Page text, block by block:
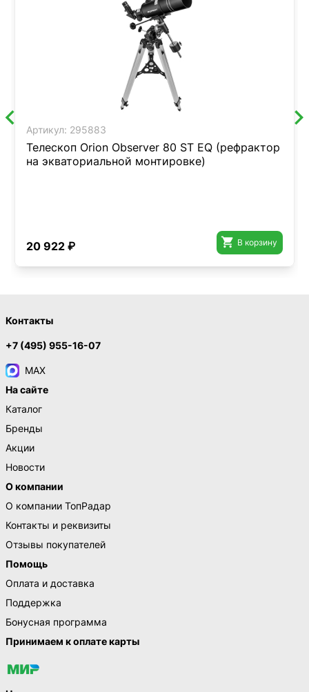
Артикул: 295883
Телескоп Orion Observer 80 ST EQ (рефрактор
на экваториальной монтировке)
20 922 ₽  В корзину
Контакты
+7 (495) 955-16-07
MAX
На сайте
Каталог
Бренды
Акции
Новости
О компании
О компании ТопРадар
Контакты и реквизиты
Отзывы покупателей
Помощь
Оплата и доставка
Поддержка
Бонусная программа
Принимаем к оплате карты